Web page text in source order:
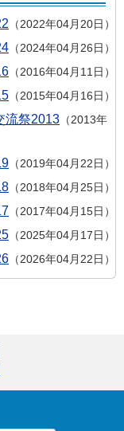
2022年04月20日
2024年04月26日
2016年04月11日
2015年04月16日
流祭2013
2013年
2019年04月22日
2018年04月25日
2017年04月15日
2025年04月17日
2026年04月22日